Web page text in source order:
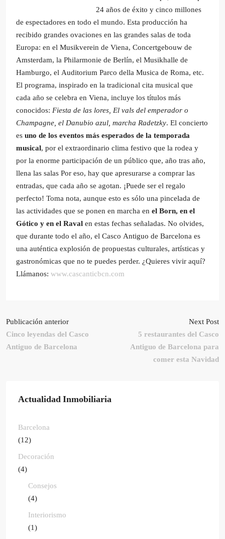
24 años de éxito y cinco millones
de espectadores en todo el mundo. Esta producción ha
recibido grandes ovaciones en las grandes salas de toda
Europa: en el Musikverein de Viena, Concertgebouw de
Amsterdam, la Philarmonie de Berlín, el Musikhalle de
Hamburgo, el Auditorium Parco della Musica de Roma, etc.
El programa, inspirado en la tradicional cita musical que
cada año se celebra en Viena, incluye los títulos más
conocidos: Fiesta de las lores, El vals del emperador o
Champagne, el Danubio azul, marcha Radetzky. El concierto
es uno de los eventos más esperados de la temporada
musical, por el extraordinario clima festivo que la rodea y
por la enorme participación de un público que, año tras año,
llena las salas Por eso, hay que apresurarse a comprar las
entradas, que cada año se agotan. ¡Puede ser el regalo
perfecto! Toma nota, aunque esto es sólo una pincelada de
las actividades que se ponen en marcha en el Born, en el
Gótico y en el Raval en estas fechas señaladas. No olvides,
que durante todo el año, el Casco Antiguo de Barcelona es
una auténtica explosión de propuestas culturales, artísticas y
gastronómicas que no te puedes perder. ¿Quieres vivir aquí?
Llámanos: www.cascanticbcn.com
Publicación anterior
Cinco leyendas del Casco
Antiguo de Barcelona
Next Post
5 restaurantes del Casco
Antiguo de Barcelona para
comer esta Navidad
Actualidad Inmobiliaria
Barcelona
(12)
Decoración
(4)
Consejos
(4)
Interiorismo
(1)